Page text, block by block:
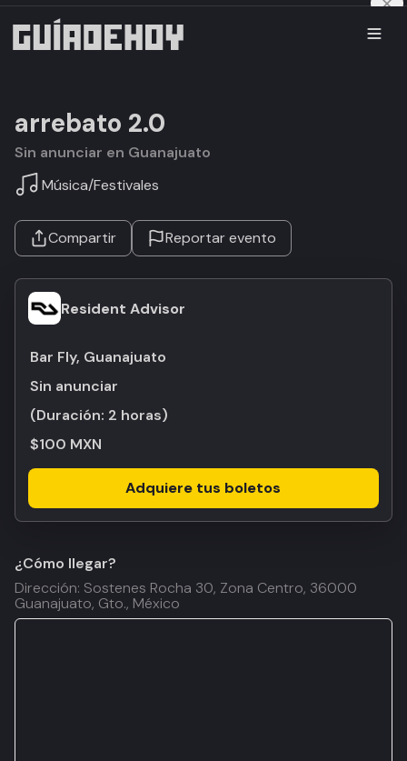
arrebato 2.0
Sin anunciar en Guanajuato
Música/Festivales
Compartir Reportar evento
Resident Advisor
Bar Fly, Guanajuato
Sin anunciar
(Duración: 2 horas)
$100 MXN
Adquiere tus boletos
¿Cómo llegar?
Dirección: Sostenes Rocha 30, Zona Centro, 36000
Guanajuato, Gto., México